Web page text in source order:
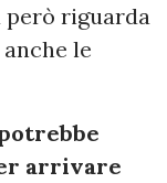
riguarda
le
arrivare